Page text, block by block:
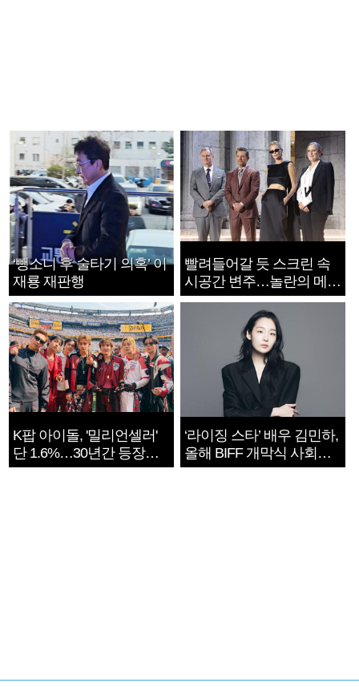
‘뺑소니 후 술타기 의혹’ 이
재룡 재판행
빨려들어갈 듯 스크린 속
시공간 변주…놀란의 메시
지는 ‘전쟁 속죄’
K팝 아이돌, '밀리언셀러'
단 1.6%…30년간 등장
1182개팀 전수조사
‘라이징 스타’ 배우 김민하,
올해 BIFF 개막식 사회자
확정